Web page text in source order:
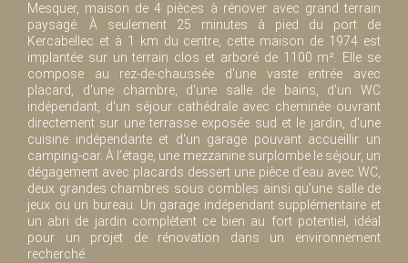
Mesquer, maison de 4 pièces à rénover avec grand terrain
paysagé. À seulement 25 minutes à pied du port de
Kercabellec et à 1 km du centre, cette maison de 1974 est
implantée sur un terrain clos et arboré de 1100 m². Elle se
compose au rez-de-chaussée d'une vaste entrée avec
placard, d'une chambre, d'une salle de bains, d'un WC
indépendant, d'un séjour cathédrale avec cheminée ouvrant
directement sur une terrasse exposée sud et le jardin, d'une
cuisine indépendante et d'un garage pouvant accueillir un
camping-car. À l’étage, une mezzanine surplombe le séjour, un
dégagement avec placards dessert une pièce d’eau avec WC,
deux grandes chambres sous combles ainsi qu’une salle de
jeux ou un bureau. Un garage indépendant supplémentaire et
un abri de jardin complètent ce bien au fort potentiel, idéal
pour un projet de rénovation dans un environnement
recherché.